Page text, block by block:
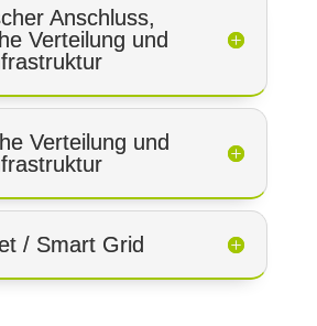
Anschluss,
Verteilung und
Verteilung und
/ Smart Grid